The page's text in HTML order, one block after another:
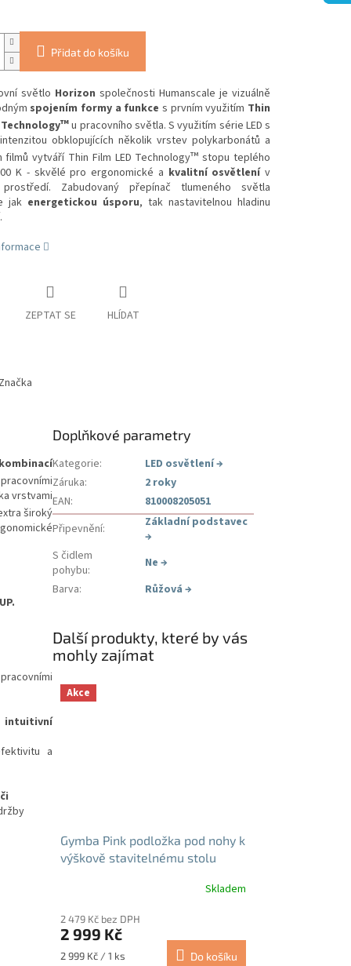
Přidat do košíku
světlo Horizon společnosti Humanscale je vizuálně
spojením formy a funkce s prvním využitím Thin
Technology™u pracovního světla. S využitím série LED s
obklopujících několik vrstev polykarbonátů a
filmů vytváří Thin Film LED Technology™ stopu teplého
K - skvělé pro ergonomické a kvalitní osvětlenív
Zabudovaný přepínač tlumeného světla
jak energetickou úsporu, tak nastavitelnou hladinu
ZEPTAT SE HLÍDAT
Značka
kombinací
vrstvami
široký
intuitivní
a
Doplňkové parametry
Kategorie: LED osvětlení→
Záruka:
2 roky
EAN:
810008205051
Připevnění:
Základní podstavec
→
S čidlem
pohybu: Ne →
Barva: Růžová →
Další produkty, které by vás
mohly zajímat
Akce
Gymba Pink podložka pod nohy k
výškově stavitelnému stolu
produktu
je
5,0
Skladem
2 479 Kč bez DPH
2 999 Kč
Měrná
2 999 Kč / 1 ks Do košíku